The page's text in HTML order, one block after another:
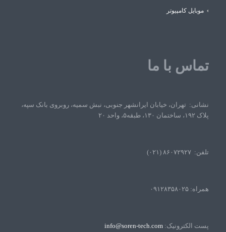
موبایل کامپیوتر
تماس با ما
نشانی: تهران، خیابان ایرانشهر جنوبی، نبش سمیه، روبروی بانک سپه،
پلاک ۱۹۲، ساختمان ۱۳۰، طبقه۵، واحد ۲۰
تلفن: ۸۶۰۷۲۹۲۷ (۰۲۱)
همراه: ۰۹۱۲۸۳۵۸۰۲۵
پست الکترونیک: info@soren-tech.com